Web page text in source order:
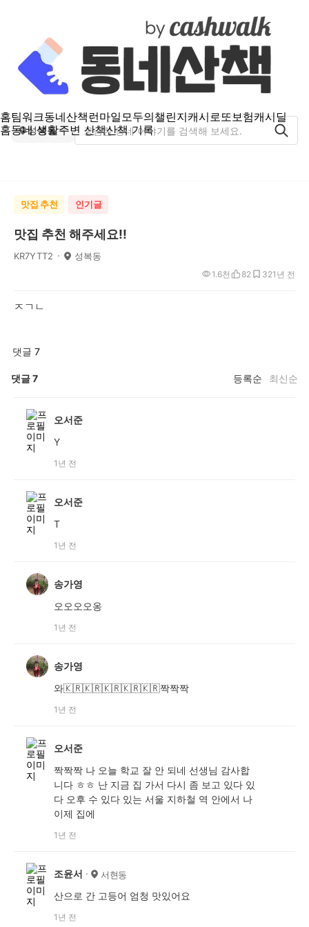
홈팀워크동네산책런마일모두의챌린지캐시로또보험캐시딜
홈동네 생활주변 산책산책 기록
성복동
맛집 추천 인기글
맛집 추천 해주세요!!
KR7YTT2 성복동
1년 전
1.6천 82 32
ㅈㄱㄴ
댓글 7
댓글7 등록순 최신순
오서준
Y
1년 전
오서준
T
1년 전
송가영
오오오오옹
1년 전
송가영
와🇰🇷🇰🇷🇰🇷🇰🇷🇰🇷짝짝짝
1년 전
오서준
짝짝짝 나 오늘 학교 잘 안 되네 선생님 감사합
니다 ㅎㅎ 난 지금 집 가서 다시 좀 보고 있다 있
다 오후 수 있다 있는 서울 지하철 역 안에서 나
이제 집에
1년 전
조윤서 서현동
산으로 간 고등어 엄청 맛있어요
1년 전